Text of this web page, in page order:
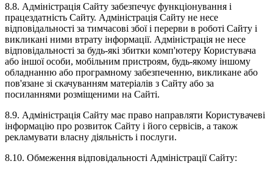
8.8. Адміністрація Сайту забезпечує функціонування і
працездатність Сайту. Адміністрація Сайту не несе
відповідальності за тимчасові збої і перерви в роботі Сайту і
викликані ними втрату інформації. Адміністрація не несе
відповідальності за будь-які збитки комп'ютеру Користувача
або іншої особи, мобільним пристроям, будь-якому іншому
обладнанню або програмному забезпеченню, викликане або
пов'язане зі скачуванням матеріалів з Сайту або за
посиланнями розміщеними на Сайті.
8.9. Адміністрація Сайту має право направляти Користувачеві
інформацію про розвиток Сайту і його сервісів, а також
рекламувати власну діяльність і послуги.
8.10. Обмеження відповідальності Адміністрації Сайту: